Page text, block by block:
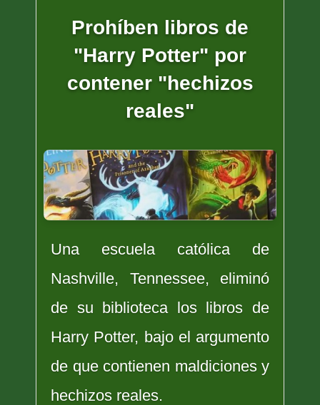
Prohíben libros de
"Harry Potter" por
contener "hechizos
reales"
Una escuela católica de
Nashville, Tennessee, eliminó
de su biblioteca los libros de
Harry Potter, bajo el argumento
de que contienen maldiciones y
hechizos reales.